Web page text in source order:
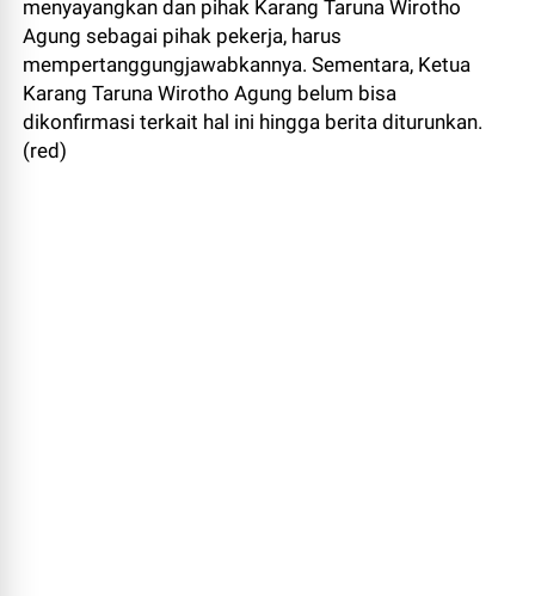
menyayangkan dan pihak Karang Taruna Wirotho
Agung sebagai pihak pekerja, harus
mempertanggungjawabkannya. Sementara, Ketua
Karang Taruna Wirotho Agung belum bisa
dikonfirmasi terkait hal ini hingga berita diturunkan.
(red)